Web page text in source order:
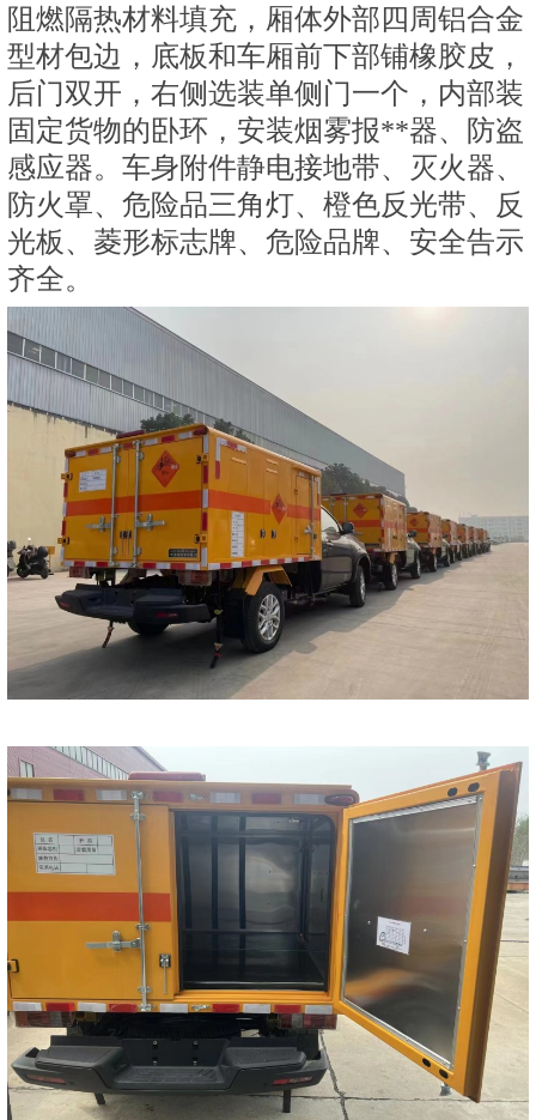
阻燃隔热材料填充，厢体外部四周铝合金
型材包边，底板和车厢前下部铺橡胶皮，
后门双开，右侧选装单侧门一个，内部装
固定货物的卧环，安装烟雾报**器、防盗
感应器。车身附件静电接地带、灭火器、
防火罩、危险品三角灯、橙色反光带、反
光板、菱形标志牌、危险品牌、安全告示
齐全。